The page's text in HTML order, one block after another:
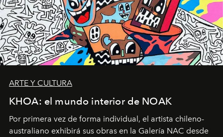
ARTE Y CULTURA
KHOA: el mundo interior de NOAK
Por primera vez de forma individual, el artista chileno-
australiano exhibirá sus obras en la Galería NAC desde